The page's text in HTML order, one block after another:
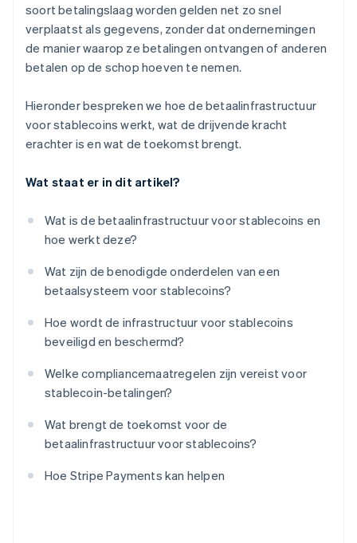
soort betalingslaag worden gelden net zo snel
verplaatst als gegevens, zonder dat ondernemingen
de manier waarop ze betalingen ontvangen of anderen
betalen op de schop hoeven te nemen.
Hieronder bespreken we hoe de betaalinfrastructuur
voor stablecoins werkt, wat de drijvende kracht
erachter is en wat de toekomst brengt.
Wat staat er in dit artikel?
Wat is de betaalinfrastructuur voor stablecoins en
hoe werkt deze?
Wat zijn de benodigde onderdelen van een
betaalsysteem voor stablecoins?
Hoe wordt de infrastructuur voor stablecoins
beveiligd en beschermd?
Welke compliancemaatregelen zijn vereist voor
stablecoin-betalingen?
Wat brengt de toekomst voor de
betaalinfrastructuur voor stablecoins?
Hoe Stripe Payments kan helpen